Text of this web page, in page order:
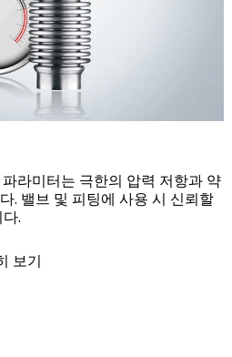
라미터는 극한의 압력 저항과 약
. 밸브 및 피팅에 사용 시 신뢰할
.
보기